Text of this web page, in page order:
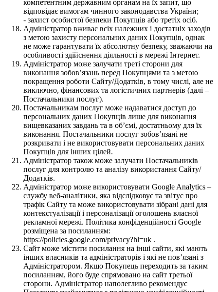
компетентним державним органам на їх запит, що
відповідає вимогам чинного законодавства України;
- захист особистої безпеки Покупців або третіх осіб.
Адміністратор вживає всіх належних і достатніх заходів
з метою захисту персональних даних Покупців, однак
не може гарантувати їх абсолютну безпеку, зважаючи на
особливості здійснення діяльності в мережі Інтернет.
Адміністратор може залучати треті сторони для
виконання зобов’язань перед Покупцями та з метою
покращення роботи Сайту/Додатків, в тому числі, але не
виключно, фінансових та логістичних партнерів (далі –
Постачальники послуг).
Постачальникам послуг може надаватися доступ до
персональних даних Покупців лише для виконання
вищевказаних завдань та в об’ємі, достатньому для їх
виконання. Постачальники послуг зобов’язані не
розкривати і не використовувати персональних даних
Покупців для інших цілей.
Адміністратор також може залучати Постачальників
послуг для контролю та аналізу використання Сайту/
Додатків.
Адміністратор може використовувати Google Analytics –
службу веб-аналітики, яка відслідковує та звітує про
трафік Сайту та може використовувати зібрані дані для
контекстуалізації і персоналізації оголошень власної
рекламної мережі. Політика конфіденційності Google
розміщена за посиланням:
https://policies.google.com/privacy?hl=uk .
Сайт може містити посилання на інші сайти, які мають
інших власників та адміністраторів і які не пов’язані з
Адміністратором. Якщо Покупець переходить за таким
посиланням, його буде спрямовано на сайт третьої
сторони. Адміністратор наполегливо рекомендує